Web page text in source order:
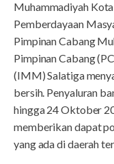
Muhammadiyah
Pemberdayaan
Pimpinan Cabang
Pimpinan Cabang
(IMM) Salatiga
bersih. Penyaluran
hingga 24 Oktober
memberikan dapat
yang ada di daerah